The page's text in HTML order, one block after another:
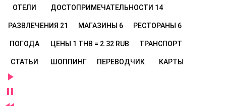
ОТЕЛИ ДОСТОПРИМЕЧАТЕЛЬНОСТИ 14
РАЗВЛЕЧЕНИЯ 21 МАГАЗИНЫ 6 РЕСТОРАНЫ 6
ПОГОДА ЦЕНЫ 1 THB = 2.32 RUB ТРАНСПОРТ
СТАТЬИ ШОППИНГ ПЕРЕВОДЧИК КАРТЫ

